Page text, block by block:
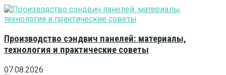
Производство сэндвич панелей: материалы,
технология и практические советы
07.08.2026